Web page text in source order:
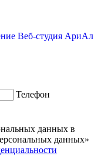
Телефон
данных в
данных»